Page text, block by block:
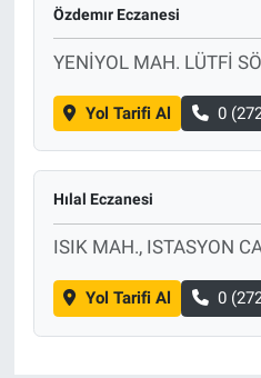
Özdemır Eczanesi
YENİYOL MAH. LÜTFİ
Yol Tarifi Al 0
Hılal Eczanesi
ISIK MAH., ISTASYON
Yol Tarifi Al 0